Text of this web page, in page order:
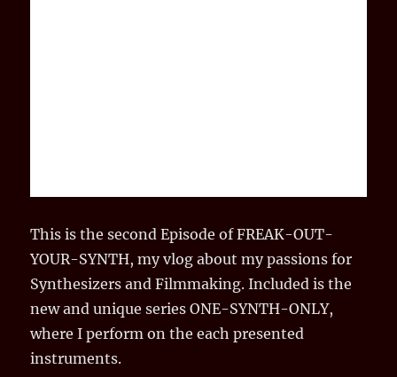
This is the second Episode of FREAK-OUT-
YOUR-SYNTH, my vlog about my passions for
Synthesizers and Filmmaking. Included is the
new and unique series ONE-SYNTH-ONLY,
where I perform on the each presented
instruments.